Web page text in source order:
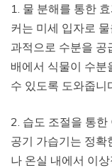
1. 물 분해를 통한
커는 미세 입자로
과적으로 수분을 공
배에서 식물이 수분
수 있도록 도와줍니
2. 습도 조절을 통
공기 가습기는 정확
나 온실 내에서 이